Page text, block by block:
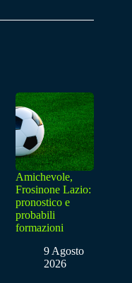
Amichevole,
Frosinone Lazio:
pronostico e
probabili
formazioni
9 Agosto
2026